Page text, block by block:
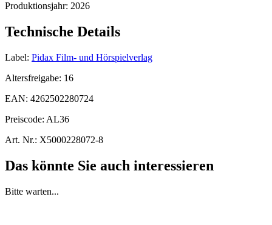
Produktionsjahr: 2026
Technische Details
Label: Pidax Film- und Hörspielverlag
Altersfreigabe: 16
EAN: 4262502280724
Preiscode: AL36
Art. Nr.: X5000228072-8
Das könnte Sie auch interessieren
Bitte warten...